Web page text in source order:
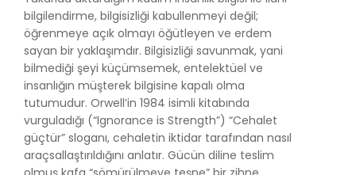
bilgilendirme, bilgisizliği kabullenmeyi değil;
öğrenmeye açık olmayı öğütleyen ve erdem
sayan bir yaklaşımdır. Bilgisizliği savunmak, yani
bilmediği şeyi küçümsemek, entelektüel ve
insanlığın müşterek bilgisine kapalı olma
tutumudur. Orwell’in 1984 isimli kitabında
vurguladığı (“Ignorance is Strength”) “Cehalet
güçtür” sloganı, cehaletin iktidar tarafından nasıl
araçsallaştırıldığını anlatır. Gücün diline teslim